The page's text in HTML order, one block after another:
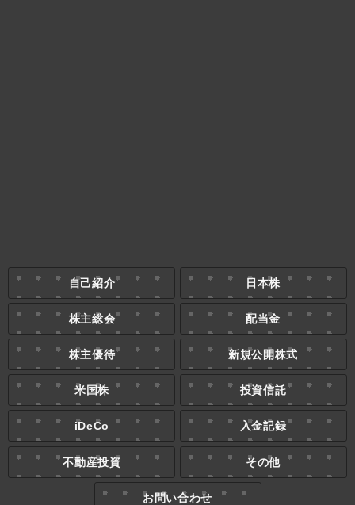
自己紹介 日本株
株主総会 配当金
株主優待 新規公開株式
米国株 投資信託
iDeCo 入金記録
不動産投資 その他
お問い合わせ